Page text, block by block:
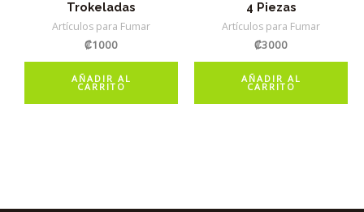
Trokeladas
Artículos para Fumar
₡1000
AÑADIR AL
CARRITO
4 Piezas
Artículos para Fumar
₡3000
AÑADIR AL
CARRITO